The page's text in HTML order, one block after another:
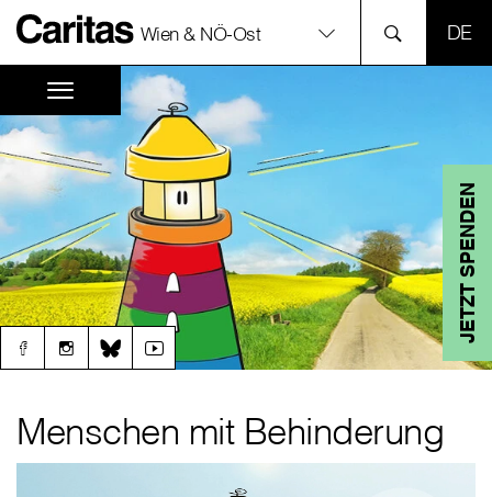
Wien & NÖ-Ost
JETZT SPENDEN
Menschen mit Behinderung